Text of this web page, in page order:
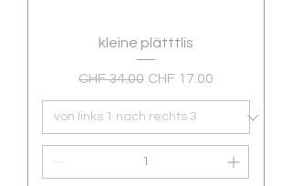
kleine plätttlis
Standardpreis
CHF 34.00 Sale-Preis
CHF 17.00